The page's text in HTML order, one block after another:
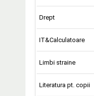
Drept
IT&Calculatoare
Limbi straine
Literatura pt. copii